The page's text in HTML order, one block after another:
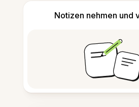
Notizen nehmen und